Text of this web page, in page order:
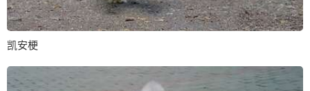
凯安梗